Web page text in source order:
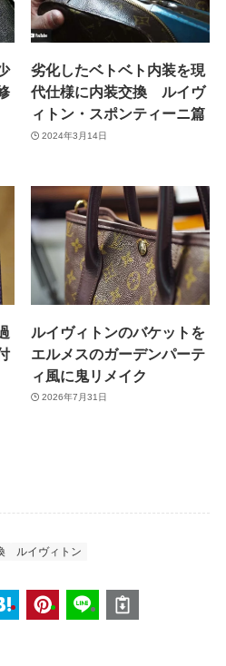
劣化したベトベト内装を現
代仕様に内装交換 ルイヴ
ィトン・スポンティーニ篇
2024年3月14日
ルイヴィトンのバケットを
エルメスのガーデンパーテ
ィ風に鬼リメイク
2026年7月31日
ルイヴィトン